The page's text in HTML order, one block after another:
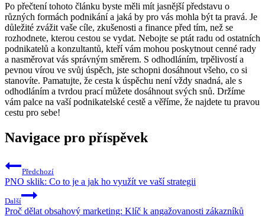
Po přečtení tohoto článku byste měli mít jasnější představu o
různých formách podnikání a jaká by pro vás mohla být ta pravá. Je
důležité zvážit vaše cíle, zkušenosti a finance před tím, než se
rozhodnete, kterou cestou se vydat. Nebojte se ptát radu od ostatních
podnikatelů a konzultantů, kteří vám mohou poskytnout cenné rady
a nasměrovat vás správným směrem. S odhodláním, trpělivostí a
pevnou vírou ve svůj úspěch, jste schopni dosáhnout všeho, co si
stanovíte. Pamatujte, že cesta k úspěchu není vždy snadná, ale s
odhodláním a tvrdou prací můžete dosáhnout svých snů. Držíme
vám palce na vaší podnikatelské cestě a věříme, že najdete tu pravou
cestu pro sebe!
Navigace pro příspěvek
Předchozí
PNO sklik: Co to je a jak ho využít ve vaší strategii
Další
Proč dělat obsahový marketing: Klíč k angažovanosti zákazníků